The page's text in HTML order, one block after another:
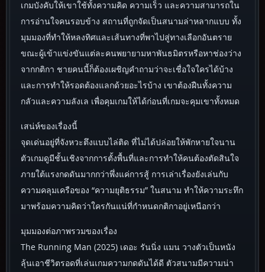
เกมบังคับให้เขาใช้ทั้งความคิด ความเร็ว และความสามารถใน
การอ่านใจคนรอบข้าง สถานที่ถูกจัดเป็นสนามล่าหลากแบบ ทั้ง
มุมมองที่ทำให้หลงทิศและเส้นทางที่พาไปสู่ทางเลือกอันตราย
ขณะผู้เข้าแข่งขันแต่ละคนพยายามหาพันธมิตรหรือหาช่องว่าง
จากกติกา ชายคนนี้ก็ต้องเผชิญคำถามว่าจะเชื่อใจใครได้บ้าง
และการทำให้รอดต้องแลกด้วยอะไรบ้าง เขาต้องฝืนทั้งความ
กลัวและความลังเล เพื่อคุมเกมให้ได้ก่อนที่เกมจะคุมเขาทั้งหมด
เสน่ห์ของเรื่องนี้
จุดเด่นอยู่ที่จังหวะตึงแบบไล่ติด ที่ไม่ได้ปล่อยให้พักหายใจนาน
ตัวเกมดูมีชั้นเชิงจากการตั้งพื้นที่และการทำให้คนต้องตัดสินใจ
ภายใต้แรงกดดันมากกว่าพึ่งแค่การสู้ การเล่าเรื่องยังเล่นกับ
ความคลุมเครือของ “ความยุติธรรม” ในสนาม ทำให้ความระทึก
มาพร้อมความคิดว่าใครกันแน่ที่กำหนดกติกาอยู่เหนือกว่า
มุมมองต่อภาพรวมของเรื่อง
The Running Man (2025) เดอะ รันนิ่ง แมน วางตัวเป็นหนัง
ลุ้นเอาชีวิตรอดที่เล่นเกมความกดดันได้ดี ตัวสนามมีความน่า